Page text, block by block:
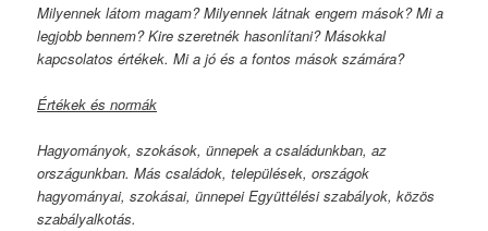
Milyennek látom magam? Milyennek látnak engem mások? Mi a
legjobb bennem? Kire szeretnék hasonlítani? Másokkal
kapcsolatos értékek. Mi a jó és a fontos mások számára?
Értékek és normák
Hagyományok, szokások, ünnepek a családunkban, az
országunkban. Más családok, települések, országok
hagyományai, szokásai, ünnepei Együttélési szabályok, közös
szabályalkotás.